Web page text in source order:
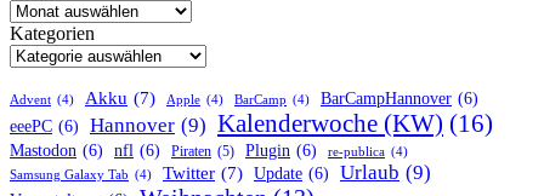
Kategorien
Advent (4) Akku (7) Apple (4) BarCamp (4) BarCampHannover (6)
eeePC (6) Hannover (9) Kalenderwoche (KW) (16)
Mastodon (6) nfl (6) Piraten (5) Plugin (6) re-publica (4)
Samsung Galaxy Tab (4) Twitter (7) Update (6) Urlaub (9)